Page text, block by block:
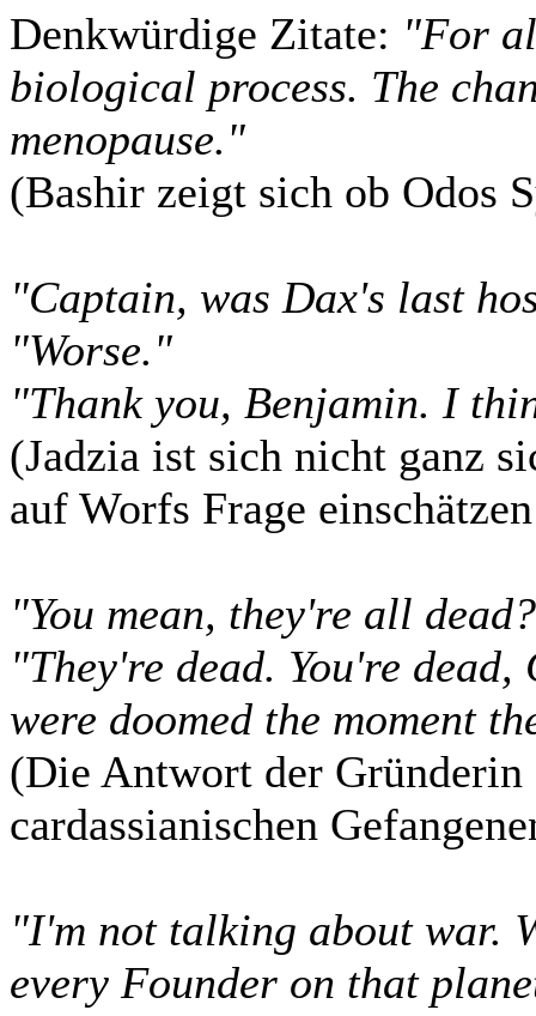
Denkwürdige Zitate: "For
biological process. The
menopause."
(Bashir zeigt sich ob Odos
"Captain, was Dax's last
"Worse."
"Thank you, Benjamin. I
(Jadzia ist sich nicht ganz
auf Worfs Frage
"You mean, they're all
"They're dead. You're
were doomed the moment
(Die Antwort der
cardassianischen
"I'm not talking about war.
every Founder on that